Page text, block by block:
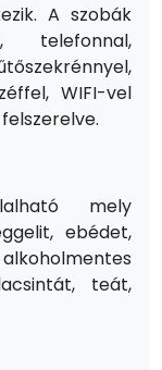
A szobák
telefonnal,
WIFI-vel
mely
ebédet,
teát,